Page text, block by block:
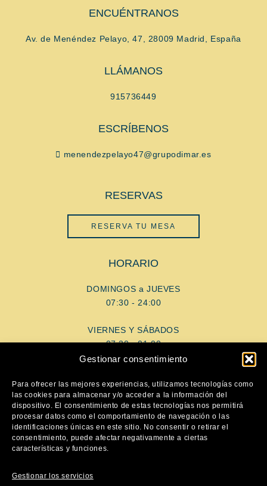
Gestionar consentimiento
Para ofrecer las mejores experiencias, utilizamos tecnologías como
las cookies para almacenar y/o acceder a la información del
dispositivo. El consentimiento de estas tecnologías nos permitirá
procesar datos como el comportamiento de navegación o las
identificaciones únicas en este sitio. No consentir o retirar el
consentimiento, puede afectar negativamente a ciertas
características y funciones.
Gestionar los servicios
ENCUÉNTRANOS
Av. de Menéndez Pelayo, 47, 28009 Madrid, España
LLÁMANOS
915736449
ESCRÍBENOS
menendezpelayo47@grupodimar.es
RESERVAS
RESERVA TU MESA
HORARIO
DOMINGOS a JUEVES
07:30 - 24:00
VIERNES Y SÁBADOS
07:30 - 01:00
AYUDA
Aviso Legal
Política de privacidad
Política de cookies